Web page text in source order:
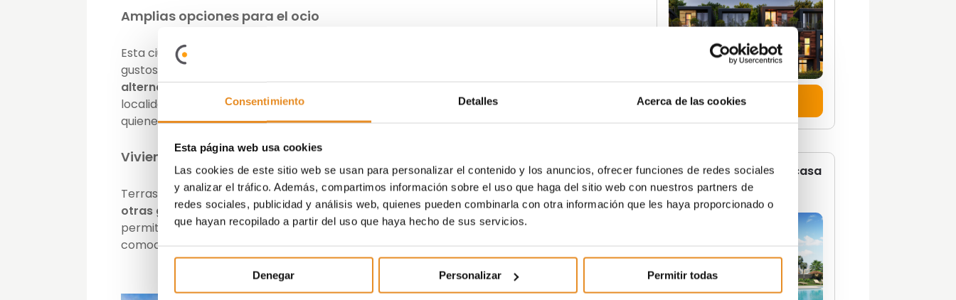
Consentimiento Detalles Acerca de las cookies
Esta página web usa cookies
Las cookies de este sitio web se usan para personalizar el contenido y los anuncios, ofrecer funciones de redes sociales
y analizar el tráfico. Además, compartimos información sobre el uso que haga del sitio web con nuestros partners de
redes sociales, publicidad y análisis web, quienes pueden combinarla con otra información que les haya proporcionado o
que hayan recopilado a partir del uso que haya hecho de sus servicios.
Denegar Personalizar Permitir todas
Amplias opciones para el ocio
Esta ciudad ofrece una gran variedad de servicios que aseguran entretenimiento para todos los
gustos. Desde cines y teatros hasta centros comerciales y restaurantes. Y es que,
alternativas para disfrutar sin necesidad de desplazarse lejos.Además, su cercanía a otras
localidades amplía aún más las posibilidades de ocio y cultura, creando un entorno ideal para
quienes buscan combinar comodidad y diversión.
Viviendas más económicas
Terrassa destaca por contar conprecios de vivienda más asequibles en comparación con
otras grandes ciudades.Su variada oferta inmobiliaria, distribuida entre diferentes barrios,
permite encontrar opciones para todos los gustos y necesidades, ofreciendo tranquilidad y
comodidad.
Descúbrelas aquí
¿Quieres vivir en una casa
con un estilo de vida
propio?